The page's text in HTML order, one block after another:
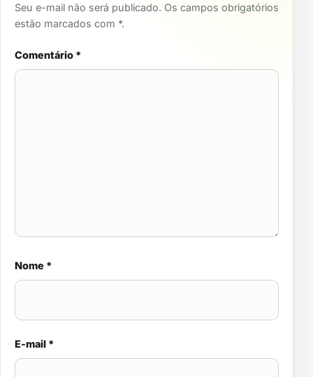
Seu e-mail não será publicado. Os campos obrigatórios
estão marcados com *.
Comentário *
Nome *
E-mail *